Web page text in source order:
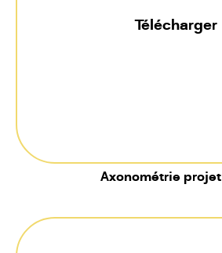
Télécharger
Axonométrie projet